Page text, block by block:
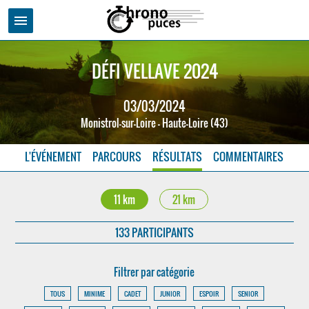
menu
DÉFI VELLAVE 2024
03/03/2024
Monistrol-sur-Loire - Haute-Loire (43)
L'ÉVÉNEMENT PARCOURS RÉSULTATS COMMENTAIRES
11 km 21 km
133 PARTICIPANTS
Filtrer par catégorie
TOUS MINIME CADET JUNIOR ESPOIR
SENIOR